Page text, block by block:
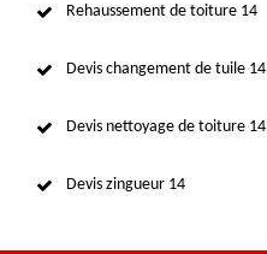
Rehaussement de toiture 14
Devis changement de tuile 14
Devis nettoyage de toiture 14
Devis zingueur 14